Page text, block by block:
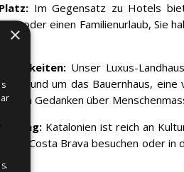
Im Gegensatz zu Hotels
oder einen Familienurlaub, Sie
Unser Luxus-
rund um das Bauernhaus,
sich Gedanken über
Katalonien ist reich an
der Costa Brava besuchen oder
×